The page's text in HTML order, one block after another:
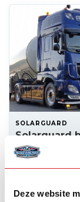
Deze website
SOLARGUARD
Solarguard
spoiler DAF